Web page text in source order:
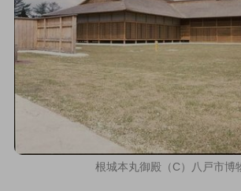
根城本丸御殿（C）八戸市博